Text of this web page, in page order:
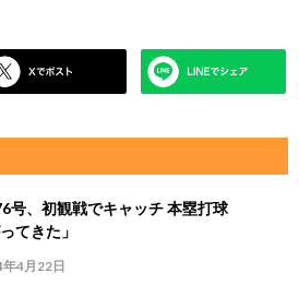
号、初観戦でキャッチ 本塁打球
てきた」
4月22日